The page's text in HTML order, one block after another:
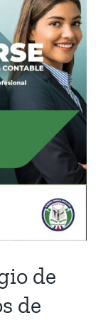
de
de